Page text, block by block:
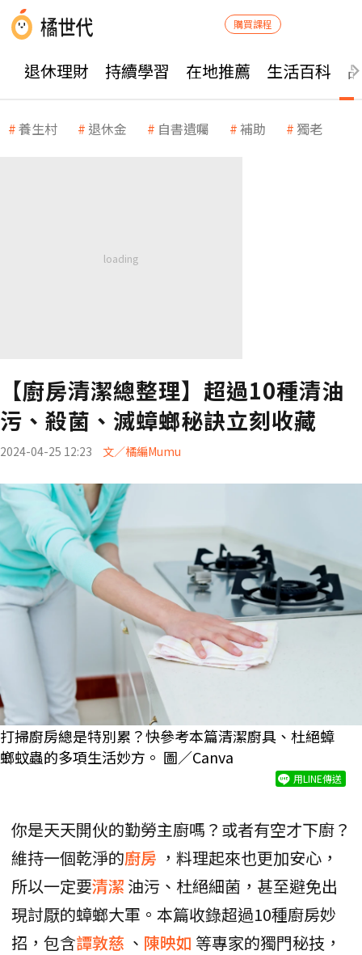
購買課程
退休理財 持續學習 在地推薦 生活百科
養生村 退休金 自書遺囑 補助 獨老
【廚房清潔總整理】超過10種清油
污、殺菌、滅蟑螂秘訣立刻收藏
2024-04-25 12:23 文／橘編Mumu
打掃廚房總是特別累？快參考本篇清潔廚具、杜絕蟑
螂蚊蟲的多項生活妙方。 圖／Canva
用LINE傳送
你是天天開伙的勤勞主廚嗎？或者有空才下廚？
維持一個乾淨的廚房 ，料理起來也更加安心，
所以一定要清潔 油污、杜絕細菌，甚至避免出
現討厭的蟑螂大軍。本篇收錄超過10種廚房妙
招，包含譚敦慈 、 陳映如 等專家的獨門秘技，